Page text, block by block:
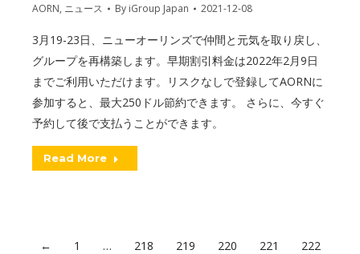
AORN, ニュース By iGroup Japan 2021-12-08
3月19-23日、ニューオーリンズで仲間と元気を取り戻し、
グループを再構築します。早期割引料金は2022年2月9日
までご利用いただけます。リスクなしで登録してAORNに
参加すると、最大250ドル節約できます。 さらに、今すぐ
予約して後で支払うことができます。
Read More
← 1 … 218 219 220 221
222